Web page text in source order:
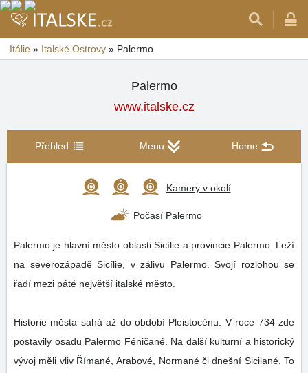
Itálie » Italské Ostrovy » Palermo
Palermo
www.italske.cz
Přehled Menu Home
Kamery v okolí
Počasí Palermo
Palermo je hlavní město oblasti Sicílie a provincie Palermo. Leží
na severozápadě Sicílie, v zálivu Palermo. Svojí rozlohou se
řadí mezi páté největší italské město.
Historie města sahá až do období Pleistocénu. V roce 734 zde
postavily osadu Palermo Féničané. Na další kulturní a historický
vývoj měli vliv Římané, Arabové, Normané či dnešní Sicilané. To